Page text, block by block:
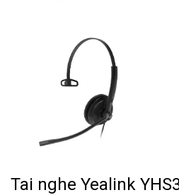
Tai nghe Yealink